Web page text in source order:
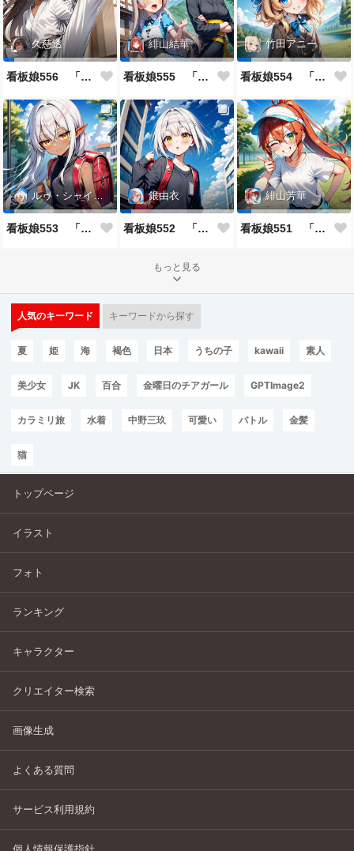
久慈透
看板娘556 「久慈透のよもやま話」
緋山結華
看板娘555 「帰還、そして目覚め。」
竹田アニー
看板娘554 「竹田アニーのよもやま話」
ルゥ・シャイニー
看板娘553 「ルゥ・シャイニーのよもやま話」
銀由衣
看板娘552 「銀由衣」
緋山芳華
看板娘551 「緋山芳華のよもやま話」
もっと見る
人気のキーワード キーワードから探す
夏 姫 海 褐色 日本 うちの子 kawaii 素人
美少女 JK 百合 金曜日のチアガール GPTImage2
カラミリ旅 水着 中野三玖 可愛い バトル 金髪
猫
トップページ
イラスト
フォト
ランキング
キャラクター
クリエイター検索
画像生成
よくある質問
サービス利用規約